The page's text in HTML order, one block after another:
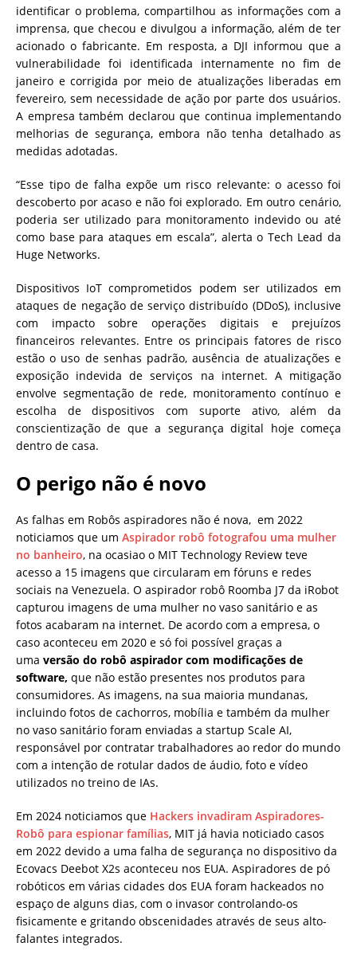
identificar o problema, compartilhou as informações com a
imprensa, que checou e divulgou a informação, além de ter
acionado o fabricante. Em resposta, a DJI informou que a
vulnerabilidade foi identificada internamente no fim de
janeiro e corrigida por meio de atualizações liberadas em
fevereiro, sem necessidade de ação por parte dos usuários.
A empresa também declarou que continua implementando
melhorias de segurança, embora não tenha detalhado as
medidas adotadas.
“Esse tipo de falha expõe um risco relevante: o acesso foi
descoberto por acaso e não foi explorado. Em outro cenário,
poderia ser utilizado para monitoramento indevido ou até
como base para ataques em escala”, alerta o Tech Lead da
Huge Networks.
Dispositivos IoT comprometidos podem ser utilizados em
ataques de negação de serviço distribuído (DDoS), inclusive
com impacto sobre operações digitais e prejuízos
financeiros relevantes. Entre os principais fatores de risco
estão o uso de senhas padrão, ausência de atualizações e
exposição indevida de serviços na internet. A mitigação
envolve segmentação de rede, monitoramento contínuo e
escolha de dispositivos com suporte ativo, além da
conscientização de que a segurança digital hoje começa
dentro de casa.
O perigo não é novo
As falhas em Robôs aspiradores não é nova, em 2022
noticiamos que um Aspirador robô fotografou uma mulher
no banheiro, na ocasiao o MIT Technology Review teve
acesso a 15 imagens que circularam em fóruns e redes
sociais na Venezuela. O aspirador robô Roomba J7 da iRobot
capturou imagens de uma mulher no vaso sanitário e as
fotos acabaram na internet. De acordo com a empresa, o
caso aconteceu em 2020 e só foi possível graças a
uma versão do robô aspirador com modificações de
software, que não estão presentes nos produtos para
consumidores. As imagens, na sua maioria mundanas,
incluindo fotos de cachorros, mobília e também da mulher
no vaso sanitário foram enviadas a startup Scale AI,
responsável por contratar trabalhadores ao redor do mundo
com a intenção de rotular dados de áudio, foto e vídeo
utilizados no treino de IAs.
Em 2024 noticiamos que Hackers invadiram Aspiradores-
Robô para espionar famílias, MIT já havia noticiado casos
em 2022 devido a uma falha de segurança no dispositivo da
Ecovacs Deebot X2s aconteceu nos EUA. Aspiradores de pó
robóticos em várias cidades dos EUA foram hackeados no
espaço de alguns dias, com o invasor controlando-os
fisicamente e gritando obscenidades através de seus alto-
falantes integrados.